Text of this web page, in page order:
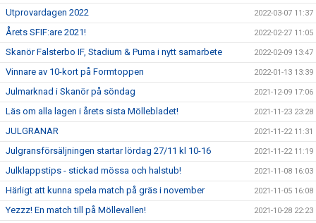
Utprovardagen 2022 2022-03-07 11:37
Årets SFIF:are 2021! 2022-02-27 11:05
Skanör Falsterbo IF, Stadium & Puma i nytt samarbete 2022-02-09 13:47
Vinnare av 10-kort på Formtoppen 2022-01-13 13:39
Julmarknad i Skanör på söndag 2021-12-09 17:06
Läs om alla lagen i årets sista Möllebladet! 2021-11-23 23:28
JULGRANAR 2021-11-22 11:31
Julgransförsäljningen startar lördag 27/11 kl 10-16 2021-11-22 11:19
Julklappstips - stickad mössa och halstub! 2021-11-08 16:03
Härligt att kunna spela match på gräs i november 2021-11-05 16:08
Yezzz! En match till på Möllevallen! 2021-10-28 22:23